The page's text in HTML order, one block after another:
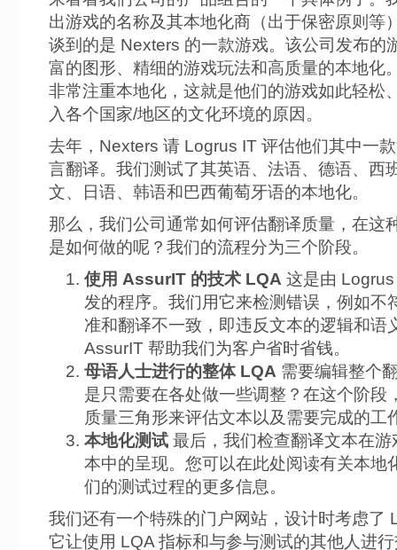
出游戏的名称及其本地化商（出于保密原则等
谈到的是 Nexters 的一款游戏。该公司发布的
富的图形、精细的游戏玩法和高质量的本地化
非常注重本地化，这就是他们的游戏如此轻松
入各个国家/地区的文化环境的原因。
去年，Nexters 请 Logrus IT 评估他们其中一
言翻译。我们测试了其英语、法语、德语、西
文、日语、韩语和巴西葡萄牙语的本地化。
那么，我们公司通常如何评估翻译质量，在这
是如何做的呢？我们的流程分为三个阶段。
使用 AssurIT 的技术 LQA 这是由
发的程序。我们用它来检测错误，例如不
准和翻译不一致，即违反文本的逻辑和语
AssurIT 帮助我们为客户省时省钱。
母语人士进行的整体 LQA 需要编辑整个
是只需要在各处做一些调整？在这个阶段
质量三角形来评估文本以及需要完成的工
本地化测试 最后，我们检查翻译文本在游
本中的呈现。您可以在此处阅读有关本地
们的测试过程的更多信息。
我们还有一个特殊的门户网站，设计时考虑了
它让使用 LQA 指标和与参与测试的其他人进